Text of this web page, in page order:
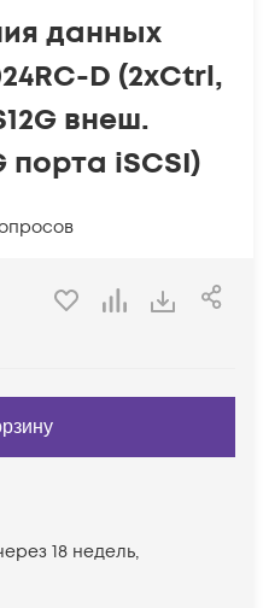
данных
D (2xCtrl,
внеш.
порта iSCSI)
18 недель,